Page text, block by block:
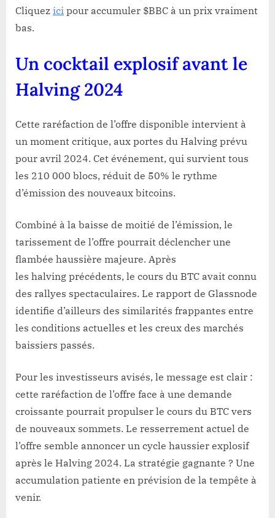
Cliquez ici pour accumuler $BBC à un prix vraiment
bas.
Un cocktail explosif avant le
Halving 2024
Cette raréfaction de l’offre disponible intervient à
un moment critique, aux portes du Halving prévu
pour avril 2024. Cet événement, qui survient tous
les 210 000 blocs, réduit de 50% le rythme
d’émission des nouveaux bitcoins.
Combiné à la baisse de moitié de l’émission, le
tarissement de l’offre pourrait déclencher une
flambée haussière majeure. Après
les halving précédents, le cours du BTC avait connu
des rallyes spectaculaires. Le rapport de Glassnode
identifie d’ailleurs des similarités frappantes entre
les conditions actuelles et les creux des marchés
baissiers passés.
Pour les investisseurs avisés, le message est clair :
cette raréfaction de l’offre face à une demande
croissante pourrait propulser le cours du BTC vers
de nouveaux sommets. Le resserrement actuel de
l’offre semble annoncer un cycle haussier explosif
après le Halving 2024. La stratégie gagnante ? Une
accumulation patiente en prévision de la tempête à
venir.